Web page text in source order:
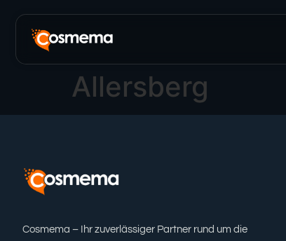
springen
Allersberg
Cosmema – Ihr zuverlässiger Partner rund um die